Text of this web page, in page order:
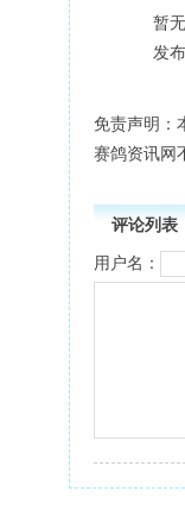
暂
发
免责声明：
赛鸽资讯网
评论列表
用户名：